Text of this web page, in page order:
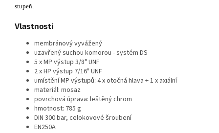
stupeň.
Vlastnosti
membránový vyvážený
uzavřený suchou komorou - systém DS
5 x MP výstup 3/8" UNF
2 x HP výstup 7/16" UNF
umístění MP výstupů: 4 x otočná hlava + 1 x axiální
materiál: mosaz
povrchová úprava: leštěný chrom
hmotnost: 785 g
DIN 300 bar, celokovové šroubení
EN250A